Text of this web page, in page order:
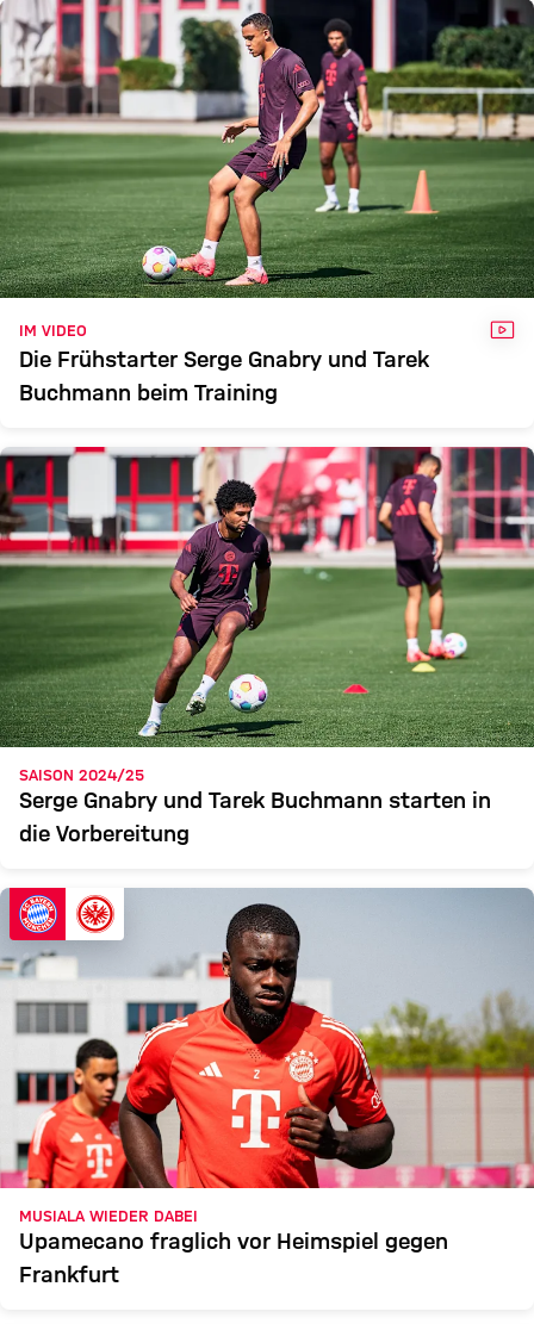
IM VIDEO
Die Frühstarter Serge Gnabry und Tarek
Buchmann beim Training
SAISON 2024/25
Serge Gnabry und Tarek Buchmann starten in
die Vorbereitung
MUSIALA WIEDER DABEI
Upamecano fraglich vor Heimspiel gegen
Frankfurt